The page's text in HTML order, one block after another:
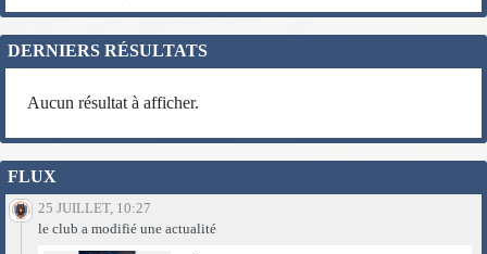
DERNIERS RÉSULTATS
Aucun résultat à afficher.
FLUX
25 JUILLET, 10:27
le club a modifié une actualité